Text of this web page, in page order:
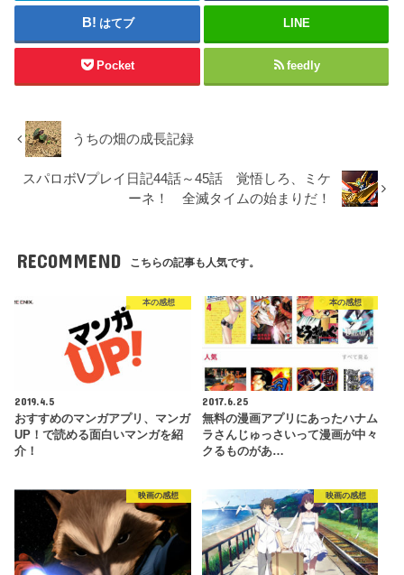
はてブ LINE
Pocket feedly
うちの畑の成長記録
スパロボVプレイ日記44話～45話 覚悟しろ、ミケ
ーネ！ 全滅タイムの始まりだ！
RECOMMEND こちらの記事も人気です。
本の感想
2019.4.5
おすすめのマンガアプリ、マンガ
UP！で読める面白いマンガを紹
介！
本の感想
2017.6.25
無料の漫画アプリにあったハナム
ラさんじゅっさいって漫画が中々
クるものがあ…
映画の感想 映画の感想